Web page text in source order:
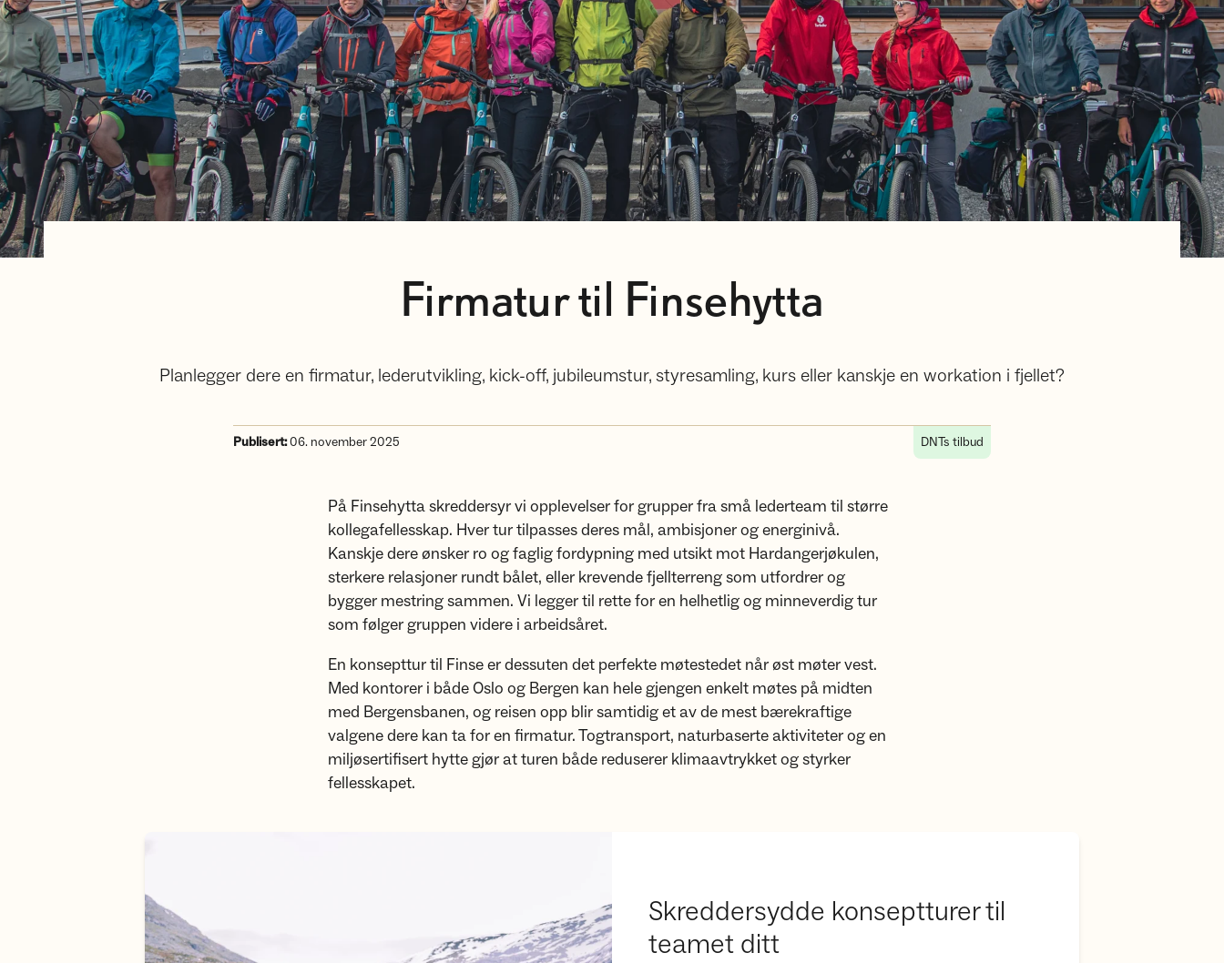
Firmatur til Finsehytta
Planlegger dere en firmatur, lederutvikling, kick-off, jubileumstur, styresamling, kurs eller kanskje en workation i fjellet?
Publisert:06. november 2025 DNTs tilbud
På Finsehytta skreddersyr vi opplevelser for grupper fra små lederteam til større
kollegafellesskap. Hver tur tilpasses deres mål, ambisjoner og energinivå.
Kanskje dere ønsker ro og faglig fordypning med utsikt mot Hardangerjøkulen,
sterkere relasjoner rundt bålet, eller krevende fjellterreng som utfordrer og
bygger mestring sammen. Vi legger til rette for en helhetlig og minneverdig tur
som følger gruppen videre i arbeidsåret.
En konsepttur til Finse er dessuten det perfekte møtestedet når øst møter vest.
Med kontorer i både Oslo og Bergen kan hele gjengen enkelt møtes på midten
med Bergensbanen, og reisen opp blir samtidig et av de mest bærekraftige
valgene dere kan ta for en firmatur. Togtransport, naturbaserte aktiviteter og en
miljøsertifisert hytte gjør at turen både reduserer klimaavtrykket og styrker
fellesskapet.
Skreddersydde konseptturer til
teamet ditt